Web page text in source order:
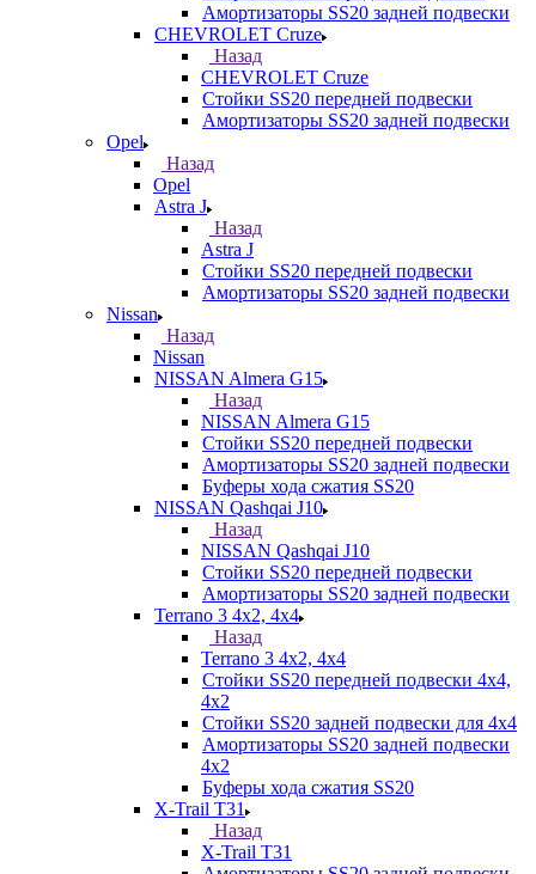
Амортизаторы SS20 задней подвески
CHEVROLET Cruze
Назад
CHEVROLET Cruze
Стойки SS20 передней подвески
Амортизаторы SS20 задней подвески
Opel
Назад
Opel
Astra J
Назад
Astra J
Стойки SS20 передней подвески
Амортизаторы SS20 задней подвески
Nissan
Назад
Nissan
NISSAN Almera G15
Назад
NISSAN Almera G15
Стойки SS20 передней подвески
Амортизаторы SS20 задней подвески
Буферы хода сжатия SS20
NISSAN Qashqai J10
Назад
NISSAN Qashqai J10
Стойки SS20 передней подвески
Амортизаторы SS20 задней подвески
Terrano 3 4х2, 4х4
Назад
Terrano 3 4х2, 4х4
Стойки SS20 передней подвески 4х4,
4x2
Стойки SS20 задней подвески для 4х4
Амортизаторы SS20 задней подвески
4х2
Буферы хода сжатия SS20
X-Trail T31
Назад
X-Trail T31